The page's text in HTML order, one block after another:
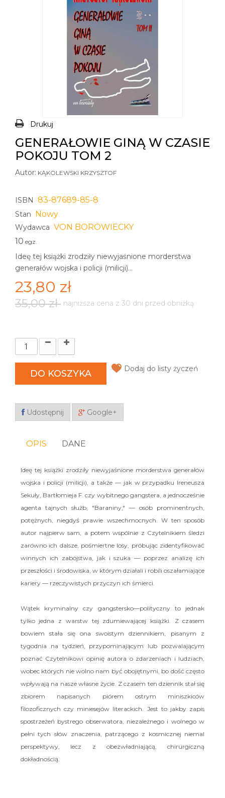
Drukuj
GENERAŁOWIE GINĄ W CZASIE
POKOJU TOM 2
Autor: KĄKOLEWSKI KRZYSZTOF
ISBN 83-87689-85-8
Stan Nowy
Wydawca VON BOROWIECKY
10 egz.
Ideę tej książki zrodziły niewyjaśnione morderstwa
generałów wojska i policji (milicji)...
23,80 zł
35,00 zł najniższa cena z 30 dni przed obniżką
DO KOSZYKA Dodaj do listy życzeń
Udostępnij Google+
OPIS DANE
Ideę tej książki zrodziły niewyjaśnione morderstwa generałów
wojska i policji (milicji), a także — jak w przypadku Ireneusza
Sekuły, Bartłomieja F. czy wybitnego gangstera, a jednocześnie
agenta tajnych służb, "Baraniny," — osób prominentnych,
potężnych, niegdyś prawie wszechmocnych. W ten sposób
autor najpierw sam, a potem wspólnie z Czytelnikiem śledzi
zarówno ich dalsze, pośmiertne losy, próbując zidentyfikować
winnych ich zabójstwa, jak i szuka — poprzez analizę ich
przeszłości i środowiska, w którym działali i robili oszałamiające
kariery — rzeczywistych przyczyn ich śmierci.
Wątek kryminalny czy gangstersko—polityczny to jednak
tylko jedna z warstw tej zdumiewającej książki. Z czasem
bowiem stała się ona swoistym dziennikiem, pisanym z
tygodnia na tydzień, przypominającym lub pozwalającym
poznać Czytelnikowi opinię autora o zdarzeniach i ludziach,
wobec których nie wolno nam być obojętnymi, bo dość często
wpływają na nasze własne życie. Z czasem ten dziennik stał się
zbiorem napisanych piórem ostrym miniszkiców
filozoficznych czy miniesejów literackich. Jest to jakby zapis
spostrzeżeń bystrego obserwatora, niezależnego i wolnego w
pełni tych słów znaczenia, patrzącego z kosmicznej niemal
perspektywy, lecz z obezwładniającą, chirurgiczną
dokładnością.